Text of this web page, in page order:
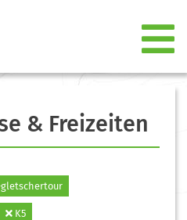
& Freizeiten
K5